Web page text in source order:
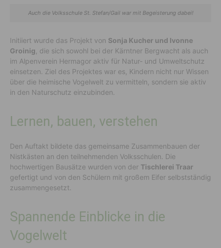
Auch die Volksschule St. Stefan/Gail war mit Begeisterung dabei!
Initiiert wurde das Projekt von Sonja Kucher und Ivonne
Groinig , die sich sowohl bei der Kärntner Bergwacht als auch
im Alpenverein Hermagor aktiv für Natur- und Umweltschutz
einsetzen. Ziel des Projektes war es, Kindern nicht nur Wissen
über die heimische Vogelwelt zu vermitteln, sondern sie aktiv
in den Naturschutz einzubinden.
Lernen, bauen, verstehen
Den Auftakt bildete das gemeinsame Zusammenbauen der
Nistkästen an den teilnehmenden Volksschulen. Die
hochwertigen Bausätze wurden von der Tischlerei Traar
gefertigt und von den Schülern mit großem Eifer selbstständig
zusammengesetzt.
Spannende Einblicke in die
Vogelwelt